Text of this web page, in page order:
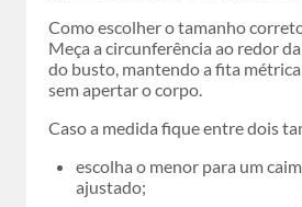
Como escolher o tamanho
Meça a circunferência ao redor
do busto, mantendo a fita
sem apertar o corpo.
Caso a medida fique entre dois
escolha o menor para um
ajustado;